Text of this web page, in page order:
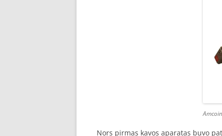
Amcoin
Nors pirmas kavos aparatas buvo